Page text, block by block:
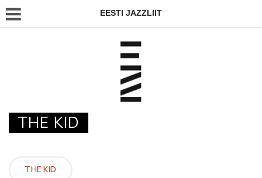
EESTI JAZZLIIT
THE KID
THE KID